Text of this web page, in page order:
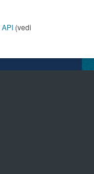
API (vedi